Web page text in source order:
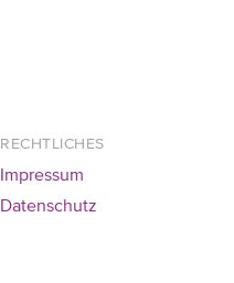
RECHTLICHES
Impressum
Datenschutz